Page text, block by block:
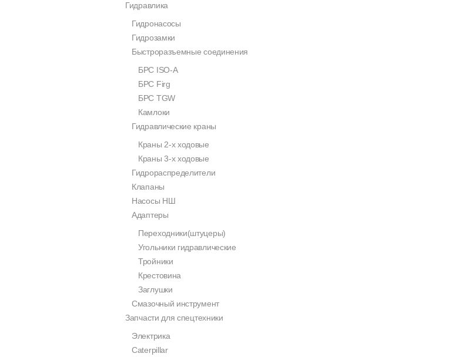
Гидравлика
Гидронасосы
Гидрозамки
Быстроразъемные соединения
БРС ISO-A
БРС Firg
БРС TGW
Камлоки
Гидравлические краны
Краны 2-х ходовые
Краны 3-х ходовые
Гидрораспределители
Клапаны
Насосы НШ
Адаптеры
Переходники(штуцеры)
Угольники гидравлические
Тройники
Крестовина
Заглушки
Смазочный инструмент
Запчасти для спецтехники
Электрика
Caterpillar